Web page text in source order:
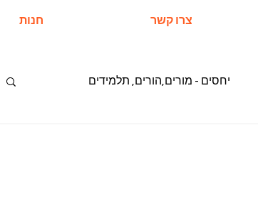
צרו קשר חנות
יחסים - מורים,הורים, תלמידים